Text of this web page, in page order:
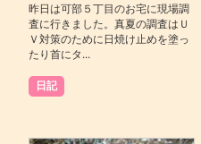
昨日は可部５丁目のお宅に現場調
査に行きました。真夏の調査はＵ
Ｖ対策のために日焼け止めを塗っ
たり首にタ...
日記